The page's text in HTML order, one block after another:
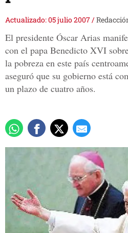
Actualizado: 05 julio 2007/
El presidente Óscar Arias
con el papa Benedicto XVI
la pobreza en este país
aseguró que su gobierno está
un plazo de cuatro años.